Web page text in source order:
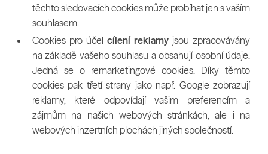
těchto sledovacích cookies může probíhat jen s vaším
souhlasem.
Cookies pro účel cílení reklamy jsou zpracovávány
na základě vašeho souhlasu a obsahují osobní údaje.
Jedná se o remarketingové cookies. Díky těmto
cookies pak třetí strany jako např. Google zobrazují
reklamy, které odpovídají vašim preferencím a
zájmům na našich webových stránkách, ale i na
webových inzertních plochách jiných společností.